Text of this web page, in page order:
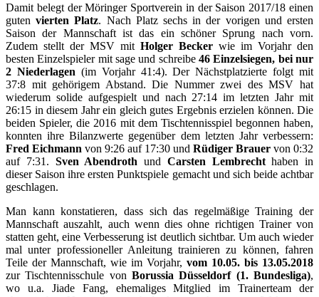
Damit belegt der Möringer Sportverein in der Saison 2017/18 einen
gutenvierten Platz. Nach Platz sechs in der vorigen und ersten
Saison der Mannschaft ist das ein schöner Sprung nach vorn.
Zudem stellt der MSV mit Holger Becker wie im Vorjahr den
besten Einzelspieler mit sage und schreibe 46 Einzelsiegen, bei nur
2 Niederlagen (im Vorjahr 41:4). Der Nächstplatzierte folgt mit
37:8 mit gehörigem Abstand. Die Nummer zwei des MSV hat
wiederum solide aufgespielt und nach 27:14 im letzten Jahr mit
26:15 in diesem Jahr ein gleich gutes Ergebnis erzielen können. Die
beiden Spieler, die 2016 mit dem Tischtennisspiel begonnen haben,
konnten ihre Bilanzwerte gegenüber dem letzten Jahr verbessern:
Fred Eichmann von 9:26 auf 17:30 und Rüdiger Brauer von 0:32
auf 7:31. Sven Abendroth und Carsten Lembrechthaben in
dieser Saison ihre ersten Punktspiele gemacht und sich beide achtbar
geschlagen.
Man kann konstatieren, dass sich das regelmäßige Training der
Mannschaft auszahlt, auch wenn dies ohne richtigen Trainer von
statten geht, eine Verbesserung ist deutlich sichtbar. Um auch wieder
mal unter professioneller Anleitung trainieren zu können, fahren
Teile der Mannschaft, wie im Vorjahr, vom 10.05. bis 13.05.2018
zur Tischtennisschule von Borussia Düsseldorf (1. Bundesliga),
wo u.a. Jiade Fang, ehemaliges Mitglied im Trainerteam der